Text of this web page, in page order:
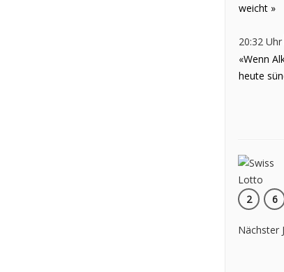
weicht »
20:32 Uhr
«Wenn
heute
2 6
Nächster